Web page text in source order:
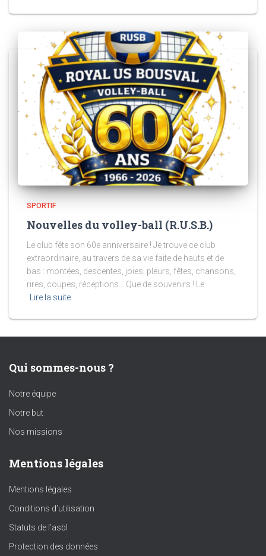
SPORTIF
Nouvelles du volley-ball (R.U.S.B.)
Le club fête son 60e anniversaire ! Je trouve ce club
extraordinaire, au travers de sa vie faite de hauts et de
bas : montées, descentes, joies, pleurs, fêtes, chansons,
rires, coupes, réceptions… Que de souvenirs ! Le
Lire la suite
Qui sommes-nous ?
Notre équipe
Notre but
Nos missions
Mentions légales
Mentions légales
Conditions d’utilisation
Statuts de l’asbl
Protection des données